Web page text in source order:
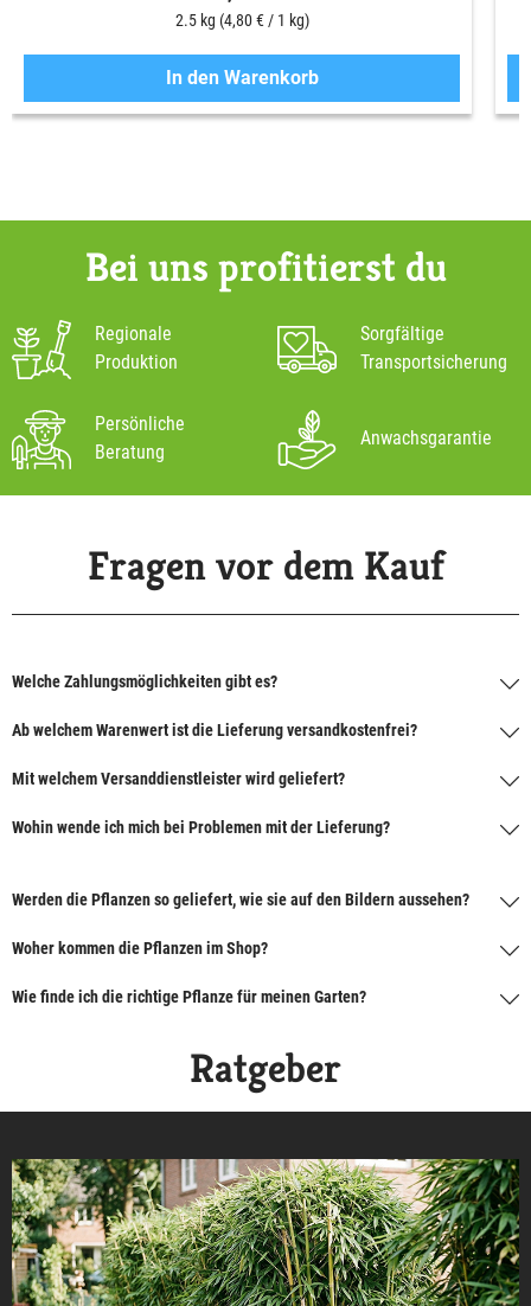
2.5 kg (4,80 € / 1 kg)
In den Warenkorb
Bei uns profitierst du
Regionale
Produktion
Sorgfältige
Transportsicherung
Persönliche
Beratung
Anwachsgarantie
Fragen vor dem Kauf
Welche Zahlungsmöglichkeiten gibt es?
Ab welchem Warenwert ist die Lieferung versandkostenfrei?
Mit welchem Versanddienstleister wird geliefert?
Wohin wende ich mich bei Problemen mit der Lieferung?
Werden die Pflanzen so geliefert, wie sie auf den Bildern aussehen?
Woher kommen die Pflanzen im Shop?
Wie finde ich die richtige Pflanze für meinen Garten?
Ratgeber